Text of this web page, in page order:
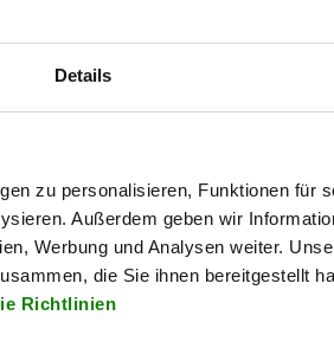
Details
zu personalisieren, Funktionen für
Außerdem geben wir
Werbung und Analysen weiter.
die Sie ihnen bereitgestellt
Richtlinien
100 125
TABELLE VERGRÖSSERN
täglich aktualisiert.
SW Höhenverstellung pro
Spindelumdrehung
13